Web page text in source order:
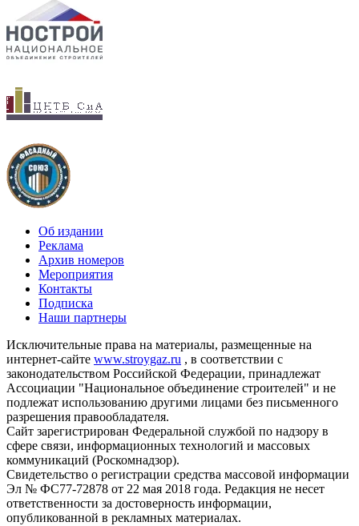
Об издании
Реклама
Архив номеров
Мероприятия
Контакты
Подписка
Наши партнеры
Исключительные права на материалы, размещенные на
интернет-сайте www.stroygaz.ru , в соответствии с
законодательством Российской Федерации, принадлежат
Ассоциации "Национальное объединение строителей" и не
подлежат использованию другими лицами без письменного
разрешения правообладателя.
Сайт зарегистрирован Федеральной службой по надзору в
сфере связи, информационных технологий и массовых
коммуникаций (Роскомнадзор).
Свидетельство о регистрации средства массовой информации
Эл № ФС77-72878 от 22 мая 2018 года. Редакция не несет
ответственности за достоверность информации,
опубликованной в рекламных материалах.